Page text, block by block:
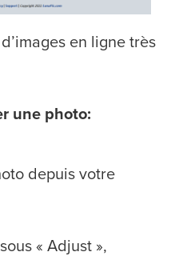
en ligne très
une photo:
depuis votre
« Adjust »,